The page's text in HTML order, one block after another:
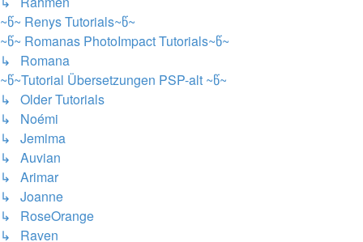
~წ~ Renys Tutorials~წ~
~წ~ Romanas PhotoImpact Tutorials~წ~
↳ Romana
~წ~Tutorial Übersetzungen PSP-alt ~წ~
↳ Older Tutorials
↳ Noémi
↳ Jemima
↳ Auvian
↳ Arimar
↳ Joanne
↳ RoseOrange
↳ Raven